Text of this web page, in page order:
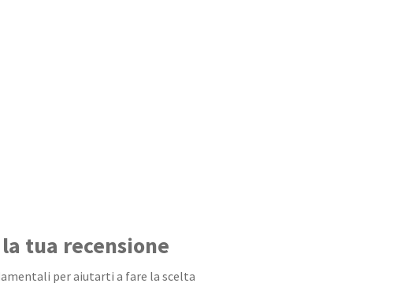
tua recensione
per aiutarti a fare la scelta